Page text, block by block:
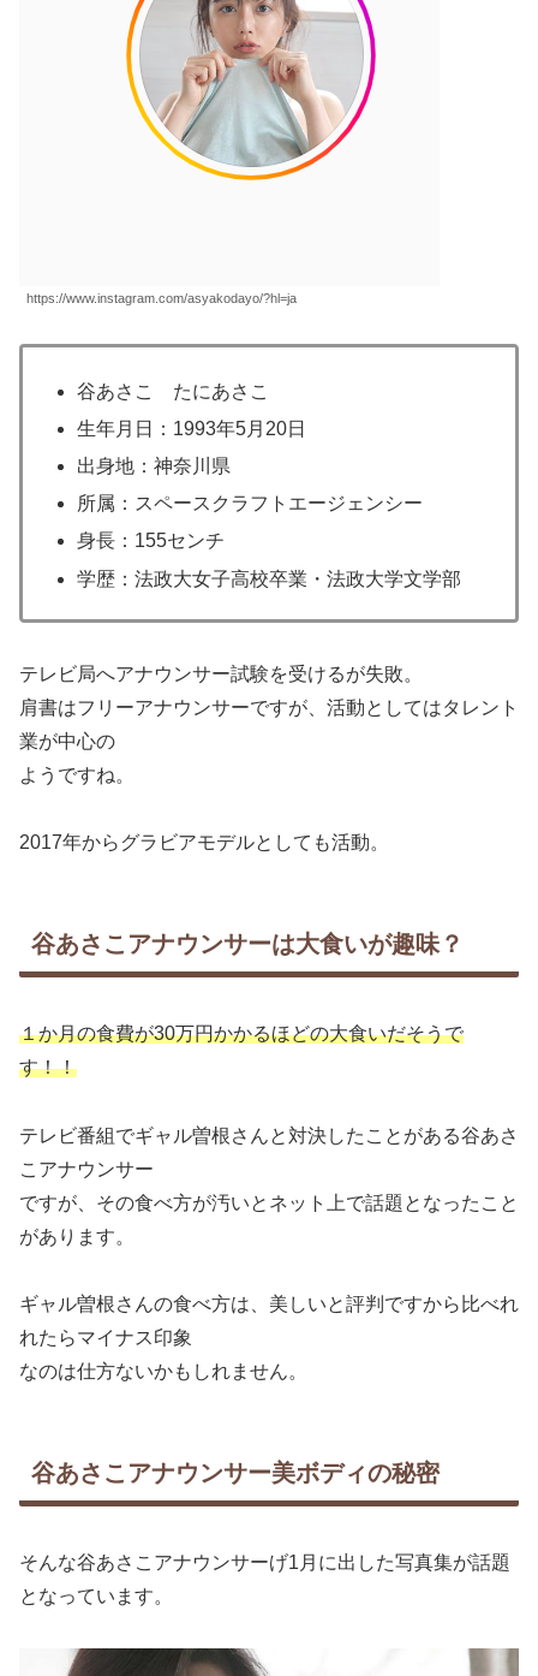
https://www.instagram.com/asyakodayo/?hl=ja
谷あさこ たにあさこ
生年月日：1993年5月20日
出身地：神奈川県
所属：スペースクラフトエージェンシー
身長：155センチ
学歴：法政大女子高校卒業・法政大学文学部
テレビ局へアナウンサー試験を受けるが失敗。
肩書はフリーアナウンサーですが、活動としてはタレント
業が中心の
ようですね。
2017年からグラビアモデルとしても活動。
谷あさこアナウンサーは大食いが趣味？
１か月の食費が30万円かかるほどの大食いだそうで
す！！
テレビ番組でギャル曽根さんと対決したことがある谷あさ
こアナウンサー
ですが、その食べ方が汚いとネット上で話題となったこと
があります。
ギャル曽根さんの食べ方は、美しいと評判ですから比べれ
れたらマイナス印象
なのは仕方ないかもしれません。
谷あさこアナウンサー美ボディの秘密
そんな谷あさこアナウンサーげ1月に出した写真集が話題
となっています。